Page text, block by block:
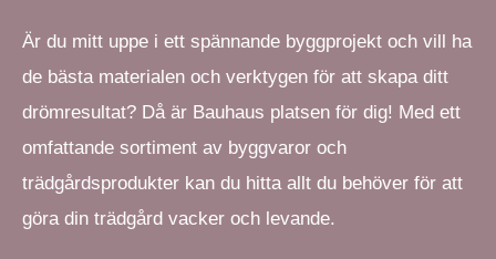
Är du mitt uppe i ett spännande byggprojekt och vill ha
de bästa materialen och verktygen för att skapa ditt
drömresultat? Då är Bauhaus platsen för dig! Med ett
omfattande sortiment av byggvaror och
trädgårdsprodukter kan du hitta allt du behöver för att
göra din trädgård vacker och levande.